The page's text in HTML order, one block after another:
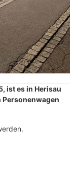
ist es in Herisau